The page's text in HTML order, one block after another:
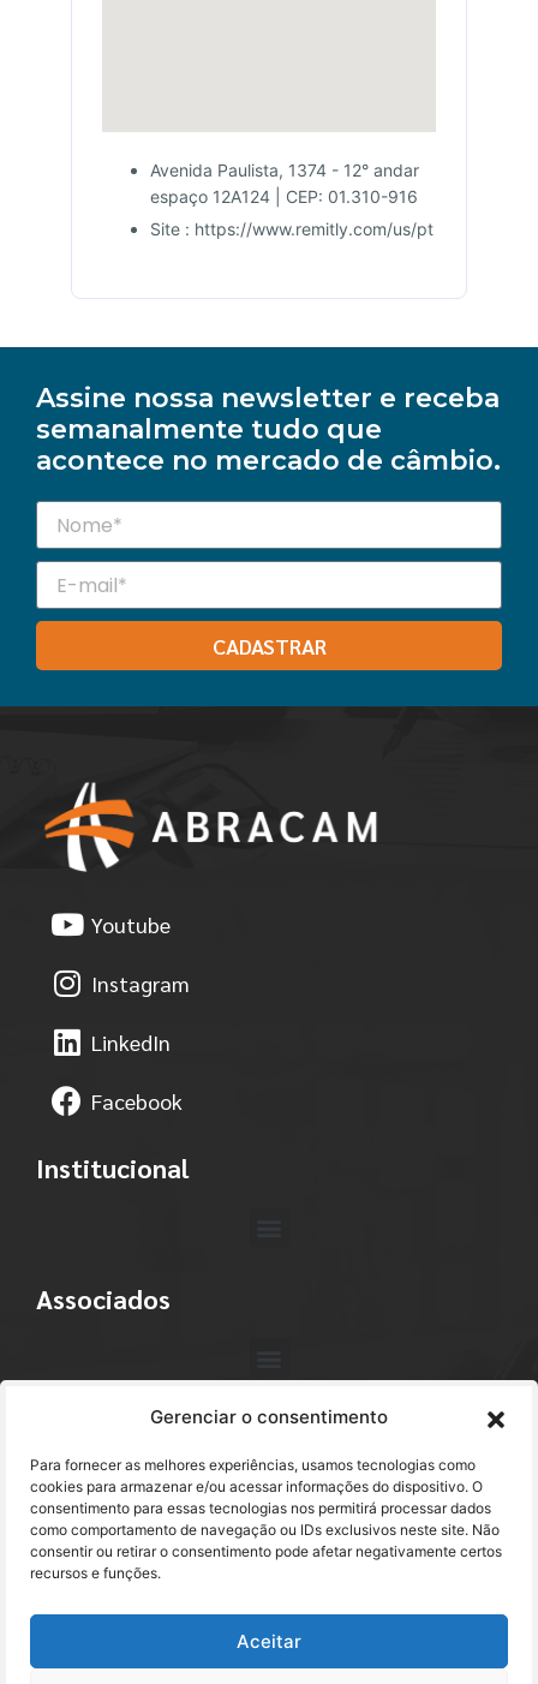
Gerenciar o consentimento
Para fornecer as melhores experiências, usamos tecnologias como
cookies para armazenar e/ou acessar informações do dispositivo. O
consentimento para essas tecnologias nos permitirá processar dados
como comportamento de navegação ou IDs exclusivos neste site. Não
consentir ou retirar o consentimento pode afetar negativamente certos
recursos e funções.
Aceitar
Avenida Paulista, 1374 - 12° andar
espaço 12A124 | CEP: 01.310-916
Site : https://www.remitly.com/us/pt
Assine nossa newsletter e receba
semanalmente tudo que
acontece no mercado de câmbio.
CADASTRAR
Youtube
Instagram
LinkedIn
Facebook
Institucional
Associados
+55 (11) 3113-4040
abracam@abracam.com
Bela Vista - São Paulo, SP CEP 01310-300